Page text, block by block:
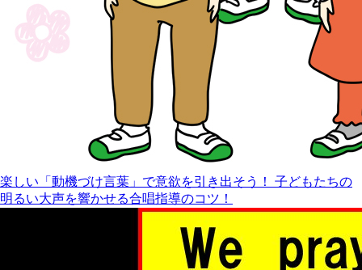
楽しい「動機づけ言葉」で意欲を引き出そう！ 子どもたちの
明るい大声を響かせる合唱指導のコツ！